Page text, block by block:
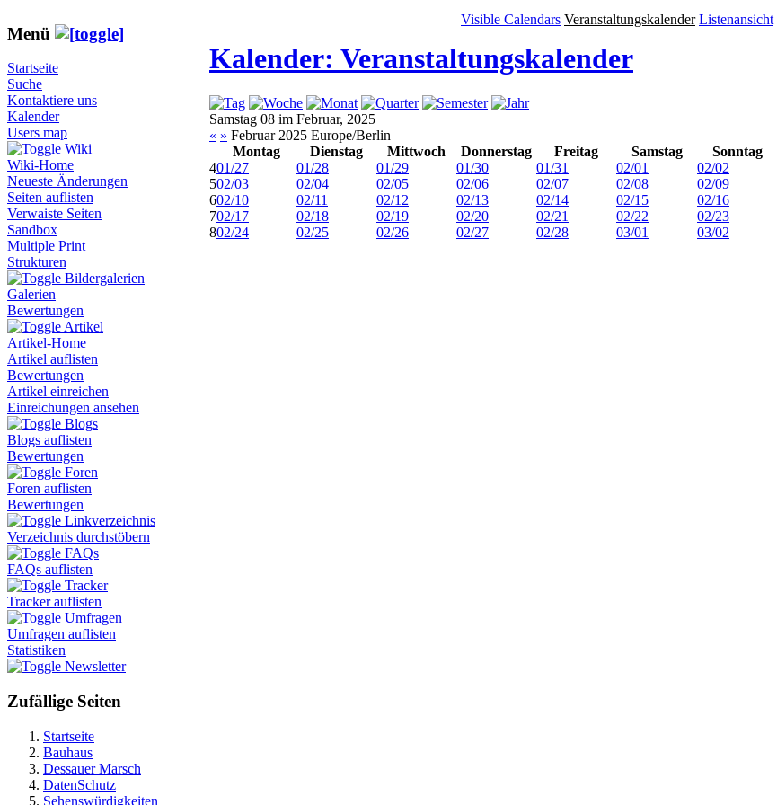
Menü
Startseite
Suche
Kontaktiere uns
Kalender
Users map
Wiki
Wiki-Home
Neueste Änderungen
Seiten auflisten
Verwaiste Seiten
Sandbox
Multiple Print
Strukturen
Bildergalerien
Galerien
Bewertungen
Artikel
Artikel-Home
Artikel auflisten
Bewertungen
Artikel einreichen
Einreichungen ansehen
Blogs
Blogs auflisten
Bewertungen
Foren
Foren auflisten
Bewertungen
Linkverzeichnis
Verzeichnis durchstöbern
FAQs
FAQs auflisten
Tracker
Tracker auflisten
Umfragen
Umfragen auflisten
Statistiken
Newsletter
Zufällige Seiten
Startseite
Bauhaus
Dessauer Marsch
DatenSchutz
Sehenswürdigkeiten
Visible Calendars Veranstaltungskalender Listenansicht
Kalender: Veranstaltungskalender
Samstag 08 im Februar, 2025
« » Februar 2025 Europe/Berlin
Montag
Dienstag Mittwoch Donnerstag Freitag Samstag
Sonntag
401/27 01/28 01/29 01/30 01/31 02/01
02/02
502/03 02/04 02/05 02/06 02/07 02/08
02/09
602/10 02/11 02/12 02/13 02/14 02/15
02/16
702/17 02/18 02/19 02/20 02/21 02/22
02/23
802/24 02/25 02/26 02/27 02/28 03/01 03/02